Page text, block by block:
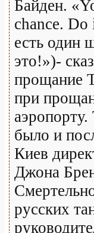
Байден.
chance.
есть один
это!»)-
прощание
при
было и
Киев
Джона
русских